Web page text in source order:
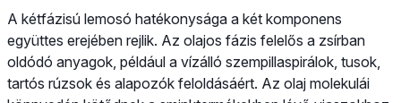
A kétfázisú lemosó hatékonysága a két komponens
együttes erejében rejlik. Az olajos fázis felelős a zsírban
oldódó anyagok, például a vízálló szempillaspirálok, tusok,
tartós rúzsok és alapozók feloldásáért. Az olaj molekulái